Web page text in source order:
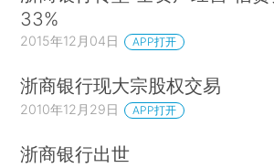
33%
2015年12月04日 APP打开
浙商银行现大宗股权交易
2010年12月29日 APP打开
浙商银行出世